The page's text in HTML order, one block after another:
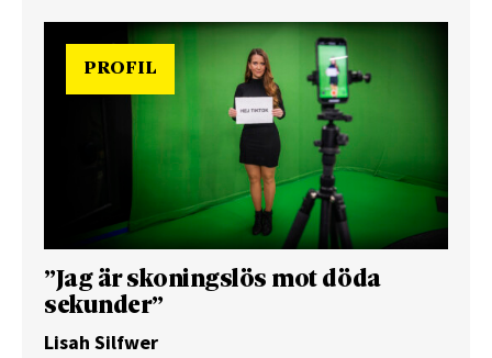
PROFIL
”Jag är skoningslös mot döda
sekunder”
Lisah Silfwer